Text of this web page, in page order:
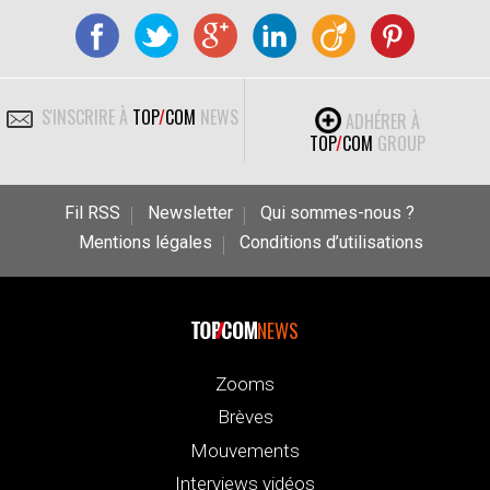
S'INSCRIRE À TOP/COM NEWS
ADHÉRER À
TOP/COM GROUP
Fil RSS Newsletter
Qui sommes-nous ?
Mentions légales
Conditions d’utilisations
NEWS
Zooms
Brèves
Mouvements
Interviews vidéos